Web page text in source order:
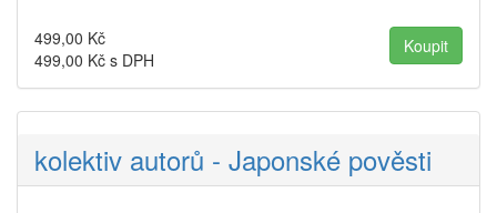
499,00 Kč
499,00 Kč s DPH
kolektiv autorů - Japonské pověsti